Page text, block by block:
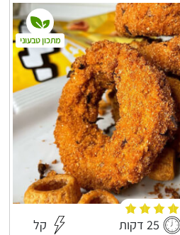
25 דקות קל
מתכון טבעוני